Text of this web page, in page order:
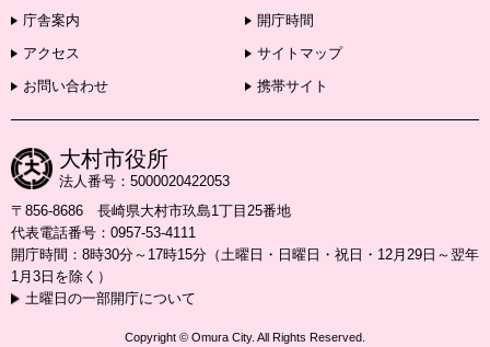
庁舎案内
開庁時間
アクセス
サイトマップ
お問い合わせ
携帯サイト
大村市役所
法人番号：5000020422053
〒856-8686 長崎県大村市玖島1丁目25番地
代表電話番号：0957-53-4111
開庁時間：8時30分～17時15分（土曜日・日曜日・祝日・12月29日～翌年
1月3日を除く）
土曜日の一部開庁について
Copyright © Omura City. All Rights Reserved.